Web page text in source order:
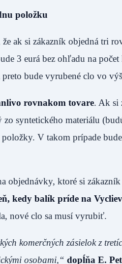
položku
ak si zákazník objedná tri
3 eurá bez ohľadu na
bude vyrubené clo vo
rovnakom tovare. Ak si
syntetického materiálu
položky. V takom prípade
objednávky, ktoré si
kedy balík príde na
nové clo sa musí vyrubiť.
komerčných zásielok z
osobami,“ dopĺňa E.